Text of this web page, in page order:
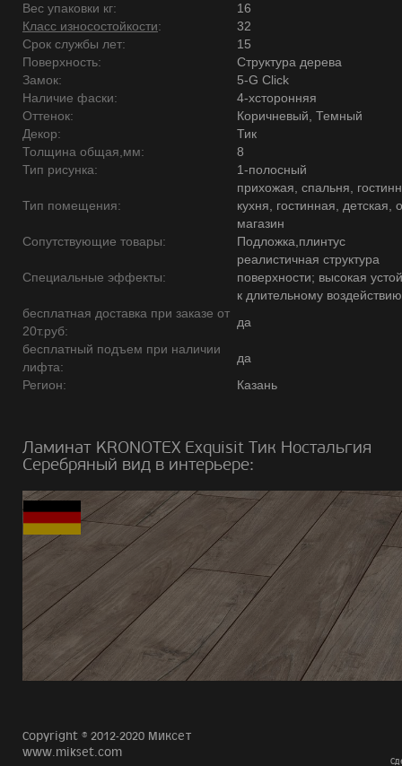
Вес упаковки кг:
16
Класс износостойкости:
32
Срок службы лет:
15
Поверхность:
Структура дерева
Замок:
5-G Click
Наличие фаски:
4-хсторонняя
Оттенок:
Коричневый, Темный
Декор:
Тик
Толщина общая,мм:
8
Тип рисунка:
1-полосный
Тип помещения:
прихожая, спальня,
кухня, гостинная, детская,
магазин
Сопутствующие товары:
Подложка,плинтус
Специальные эффекты:
реалистичная структура
поверхности; высокая
к длительному
бесплатная доставка при заказе от
20т.руб:
да
бесплатный подъем при наличии
лифта:
да
Регион:
Казань
Ламинат KRONOTEX Exquisit Тик Ностальгия
Серебряный вид в интерьере:
Copyright © 2012-2020 Миксет
www.mikset.com